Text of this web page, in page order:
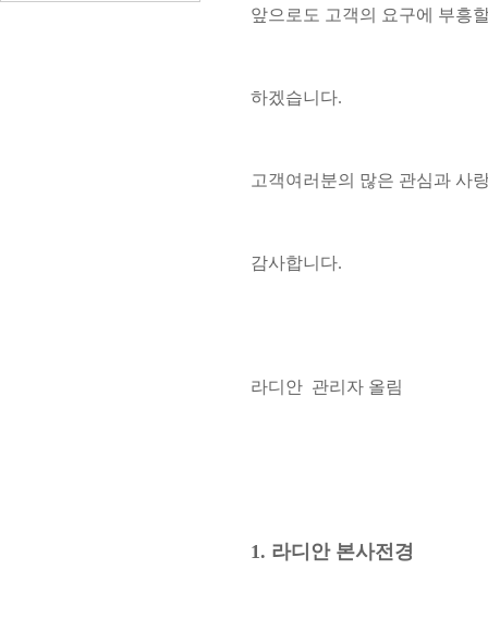
앞으로도 고객의 요구에 부흥
하겠습니다.
고객여러분의 많은 관심과 사
감사합니다.
라디안 관리자 올림
1. 라디안 본사전경